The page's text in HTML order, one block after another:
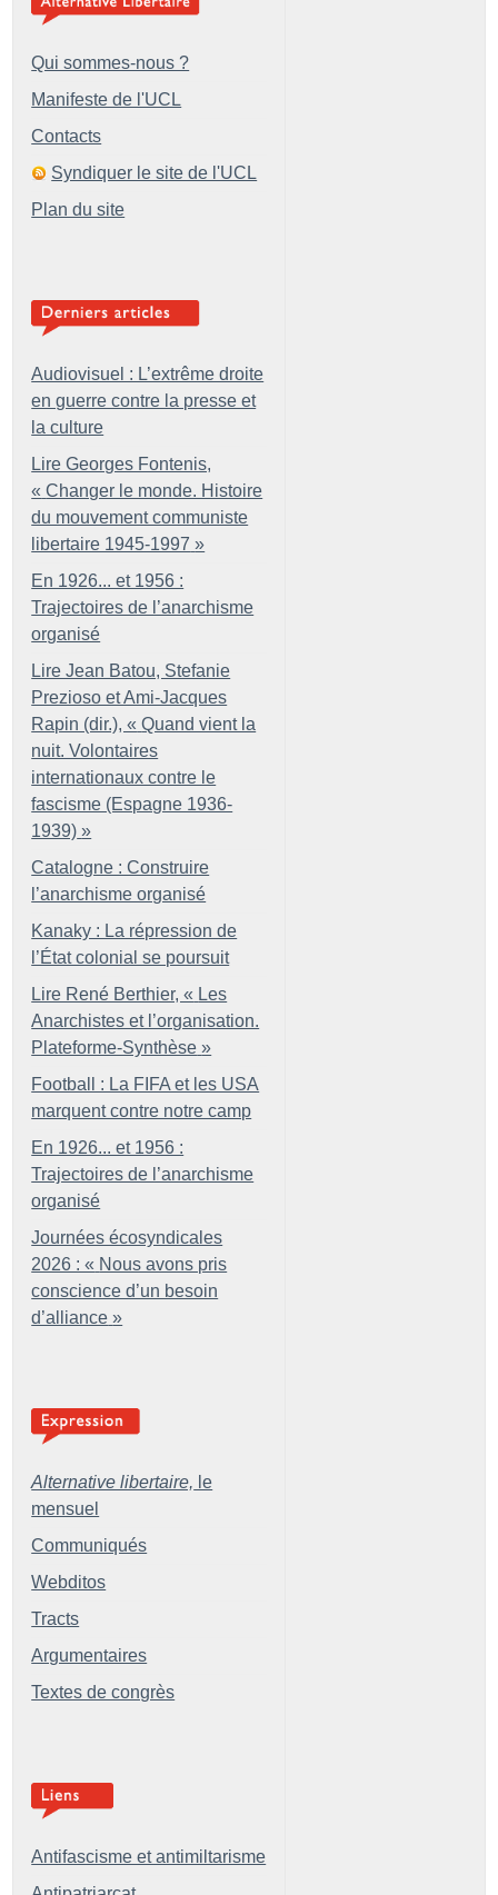
Qui sommes-nous ?
Manifeste de l'UCL
Contacts
Syndiquer le site de l'UCL
Plan du site
Audiovisuel : L’extrême droite
en guerre contre la presse et
la culture
Lire Georges Fontenis,
« Changer le monde. Histoire
du mouvement communiste
libertaire 1945-1997 »
En 1926... et 1956 :
Trajectoires de l’anarchisme
organisé
Lire Jean Batou, Stefanie
Prezioso et Ami-Jacques
Rapin (dir.), « Quand vient la
nuit. Volontaires
internationaux contre le
fascisme (Espagne 1936-
1939) »
Catalogne : Construire
l’anarchisme organisé
Kanaky : La répression de
l’État colonial se poursuit
Lire René Berthier, « Les
Anarchistes et l’organisation.
Plateforme-Synthèse »
Football : La FIFA et les USA
marquent contre notre camp
En 1926... et 1956 :
Trajectoires de l’anarchisme
organisé
Journées écosyndicales
2026 : « Nous avons pris
conscience d’un besoin
d’alliance »
Alternative libertaire, le
mensuel
Communiqués
Webditos
Tracts
Argumentaires
Textes de congrès
Antifascisme et antimiltarisme